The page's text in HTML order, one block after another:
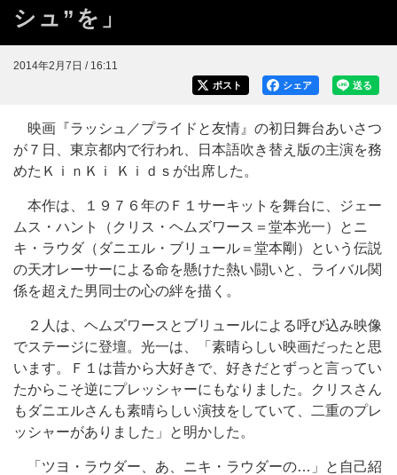
シュ”を」
2014年2月7日 / 16:11
送る
シェア
ポスト
映画『ラッシュ／プライドと友情』の初日舞台あいさつ
が７日、東京都内で行われ、日本語吹き替え版の主演を務
めたＫｉｎＫｉ Ｋｉｄｓが出席した。
本作は、１９７６年のＦ１サーキットを舞台に、ジェー
ムス・ハント（クリス・ヘムズワース＝堂本光一）とニ
キ・ラウダ（ダニエル・ブリュール＝堂本剛）という伝説
の天才レーサーによる命を懸けた熱い闘いと、ライバル関
係を超えた男同士の心の絆を描く。
２人は、ヘムズワースとブリュールによる呼び込み映像
でステージに登壇。光一は、「素晴らしい映画だったと思
います。Ｆ１は昔から大好きで、好きだとずっと言ってい
たからこそ逆にプレッシャーにもなりました。クリスさん
もダニエルさんも素晴らしい演技をしていて、二重のプレ
ッシャーがありました」と明かした。
「ツヨ・ラウダー、あ、ニキ・ラウダーの…」と自己紹